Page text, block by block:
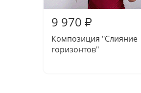
9 970 ₽
Композиция "Слияние
горизонтов"